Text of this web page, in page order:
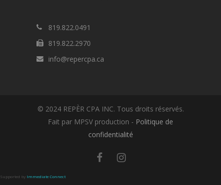
819.822.0491
819.822.2970
info@repercpa.ca
© 2024 REPÈR CPA INC. Tous droits réservés.
Fait par MPSV production - Politique de
confidentialité
Supported by Immediate Connect